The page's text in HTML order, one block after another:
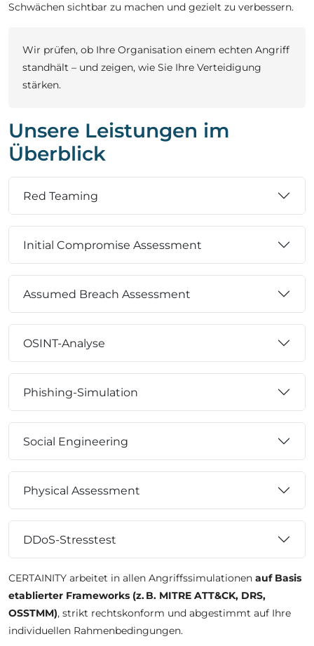
Schwächen sichtbar zu machen und gezielt zu verbessern.
Wir prüfen, ob Ihre Organisation einem echten Angriff
standhält – und zeigen, wie Sie Ihre Verteidigung
stärken.
Unsere Leistungen im
Überblick
Red Teaming
Initial Compromise Assessment
Assumed Breach Assessment
OSINT-Analyse
Phishing-Simulation
Social Engineering
Physical Assessment
DDoS-Stresstest
CERTAINITY arbeitet in allen Angriffssimulationen auf Basis
etablierter Frameworks (z. B. MITRE ATT&CK, DRS,
OSSTMM), strikt rechtskonform und abgestimmt auf Ihre
individuellen Rahmenbedingungen.